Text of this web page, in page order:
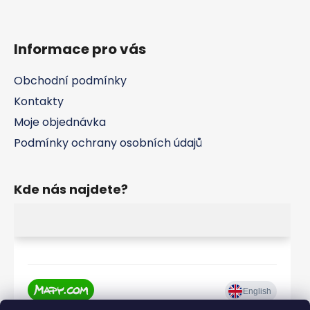
Informace pro vás
Obchodní podmínky
Kontakty
Moje objednávka
Podmínky ochrany osobních údajů
Kde nás najdete?